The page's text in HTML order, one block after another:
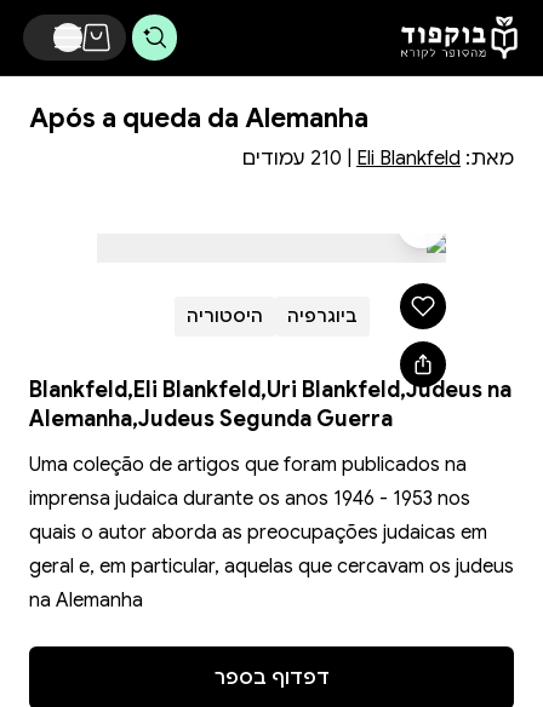
דלג לתוכן הראשי
Após a queda da Alemanha
מאת: Eli Blankfeld
ביוגרפיה היסטוריה
Blankfeld,Eli Blankfeld,Uri Blankfeld,Judeus na
Alemanha,Judeus Segunda Guerra
Uma coleção de artigos que foram publicados na
imprensa judaica durante os anos 1946 - 1953 nos
quais o autor aborda as preocupações judaicas em
geral e, em particular, aquelas que cercavam os judeus
na Alemanha
דפדוף בספר